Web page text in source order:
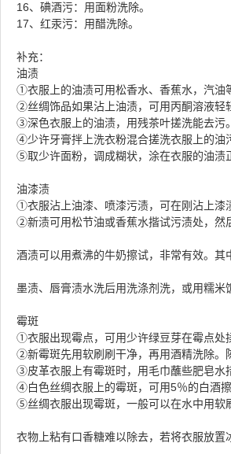
16、碘酒污：用面粉洗除。
17、红汞污：用醋洗除。
补充：
油渍
①衣服上的油渍可用松香水、香蕉水，汽油
②丝绸饰品如果沾上油渍，可用丙酮溶液轻
③深色衣服上的油渍，用残茶叶搓洗能去污
④少许牙膏拌上洗衣粉混合搓洗衣服上的油
⑤取少许面粉，调成糊状，涂在衣服的油
油漆渍
①衣服沾上油漆、喷漆污渍，可在刚沾上漆
②新渍可用松节油或香蕉水揩试污渍处，
酒渍可以用煮沸的牛奶擦试，非常有效。
墨渍、唇膏渍水洗后用洗涤剂洗，或用糯
霉斑
①衣服出现霉点，可用少许绿豆芽在霉点
②新霉斑先用软刷刷干净，再用酒精洗除。
③皮革衣服上有霉斑时，用毛巾蘸些肥皂水
④白色丝绸衣服上的霉斑，可用5％的白酒
⑤丝绸衣服出现霉斑，一般可以在水中用
衣物上粘有口香糖难以除去，若将衣服放